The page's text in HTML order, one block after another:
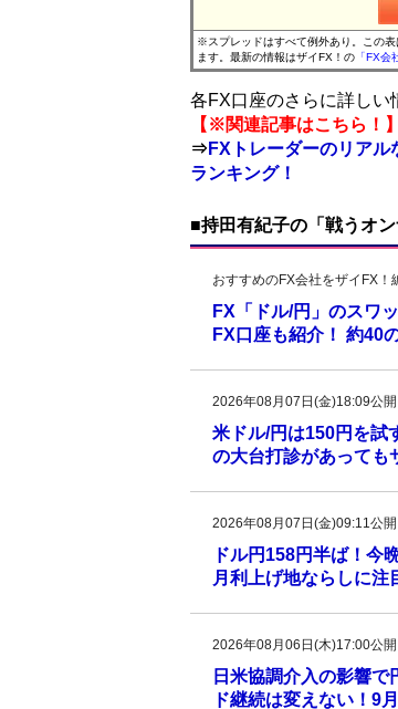
※スプレッドはすべて例外あり。この
ます。最新の情報はザイFX！の 「FX会
各FX口座のさらに詳しい
【※関連記事はこちら！】
⇒FXトレーダーのリア
ランキング！
■持田有紀子の「戦うオ
おすすめのFX会社をザイFX！
FX「ドル/円」のスワ
FX口座も紹介！ 約40
2026年08月07日(金)18:09公
米ドル/円は150円を試
の大台打診があって
2026年08月07日(金)09:11公
ドル円158円半ば！
月利上げ地ならしに注
2026年08月06日(木)17:00公
日米協調介入の影響
ド継続は変えない！9